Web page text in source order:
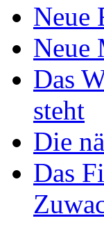
Neue
Neue
Das
steht
Die
Das